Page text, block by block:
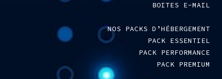
BOITES E-MAIL
NOS PACKS D’HÉBERGEMENT
PACK ESSENTIEL
PACK PERFORMANCE
PACK PREMIUM